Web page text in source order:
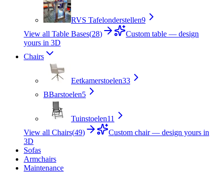
RVS Tafelonderstellen9
View all Table Bases(28)
Custom table — design
yours in 3D
Chairs
Eetkamerstoelen33
BBarstoelen5
Tuinstoelen11
View all Chairs(49)
Custom chair — design yours in
3D
Sofas
Armchairs
Maintenance